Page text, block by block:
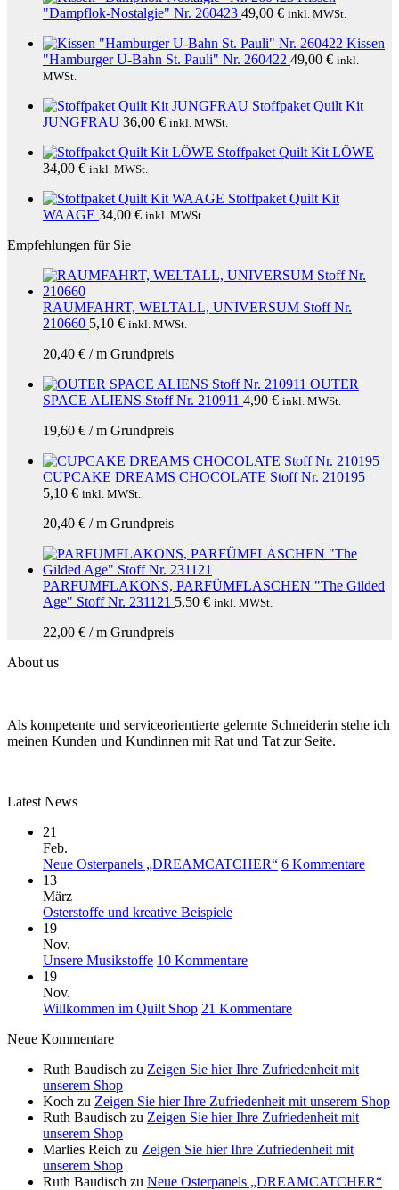
"Dampflok-Nostalgie" Nr. 260423 49,00 € inkl. MWSt.
Kissen
"Hamburger U-Bahn St. Pauli" Nr. 260422 49,00 € inkl.
MWSt.
Stoffpaket Quilt Kit
JUNGFRAU 36,00 € inkl. MWSt.
Stoffpaket Quilt Kit LÖWE
34,00 € inkl. MWSt.
Stoffpaket Quilt Kit
WAAGE 34,00 € inkl. MWSt.
Empfehlungen für Sie
RAUMFAHRT, WELTALL, UNIVERSUM Stoff Nr.
210660 5,10 € inkl. MWSt.
20,40 € /m Grundpreis
OUTER
SPACE ALIENS Stoff Nr. 210911 4,90 € inkl. MWSt.
19,60 € /m Grundpreis
CUPCAKE DREAMS CHOCOLATE Stoff Nr. 210195
5,10 € inkl. MWSt.
20,40 € /m Grundpreis
PARFUMFLAKONS, PARFÜMFLASCHEN "The Gilded
Age" Stoff Nr. 231121 5,50 € inkl. MWSt.
22,00 € /m Grundpreis
About us
Als kompetente und serviceorientierte gelernte Schneiderin stehe ich
meinen Kunden und Kundinnen mit Rat und Tat zur Seite.
Latest News
21
Feb.
Neue Osterpanels „DREAMCATCHER“ 6 Kommentarezu
13
März
Osterstoffe und kreative BeispieleKeine
Osterstoffe
Beispiele
19
Nov.
Unsere Musikstoffe 10 Kommentarezu
19
Nov.
Willkommen im Quilt Shop 21 Kommentarezu
Shop
Neue Kommentare
Ruth Baudisch zu Zeigen Sie hier Ihre Zufriedenheit mit
unserem Shop
Koch zu Zeigen Sie hier Ihre Zufriedenheit mit unserem Shop
Ruth Baudisch zu Zeigen Sie hier Ihre Zufriedenheit mit
unserem Shop
Marlies Reich zu Zeigen Sie hier Ihre Zufriedenheit mit
unserem Shop
Ruth Baudisch zu Neue Osterpanels „DREAMCATCHER“